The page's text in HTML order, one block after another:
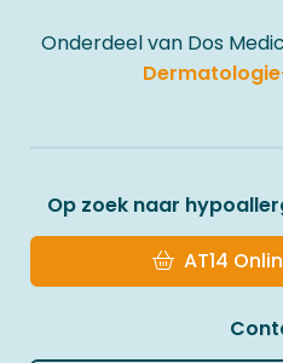
footer
Onderdeel van Dos
Op zoek naar
AT14